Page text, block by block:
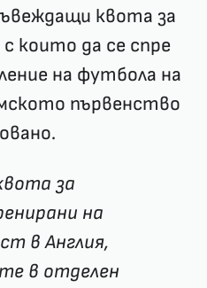
квота за
които да се спре
на футбола на
първенство
за
на
в Англия,
в отделен